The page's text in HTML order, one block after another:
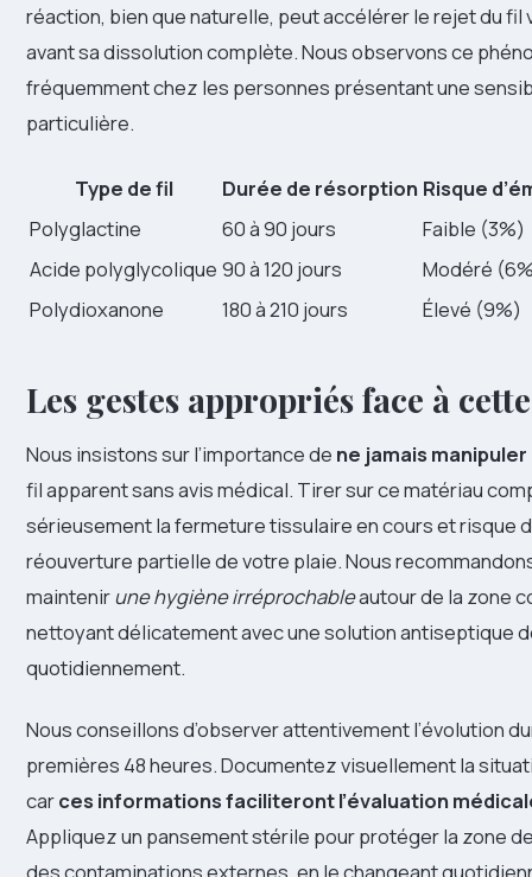
réaction, bien que naturelle, peut accélérer le rejet du fil
avant sa dissolution complète. Nous observons ce
fréquemment chez les personnes présentant une
particulière.
Type de fil Durée de résorption Risque
Polyglactine
60 à 90 jours
Faible (3%)
Acide polyglycolique 90 à 120 jours
Modéré
Polydioxanone
180 à 210 jours Élevé (9%)
Les gestes appropriés face à
Nous insistons sur l’importance de ne jamais
fil apparent sans avis médical. Tirer sur ce matériau
sérieusement la fermeture tissulaire en cours et risque
réouverture partielle de votre plaie. Nous
maintenirune hygiène irréprochableautour de la zone
nettoyant délicatement avec une solution antiseptique
quotidiennement.
Nous conseillons d’observer attentivement l’évolution
premières 48 heures. Documentez visuellement la
carces informations faciliteront l’évaluation
Appliquez un pansement stérile pour protéger la zone